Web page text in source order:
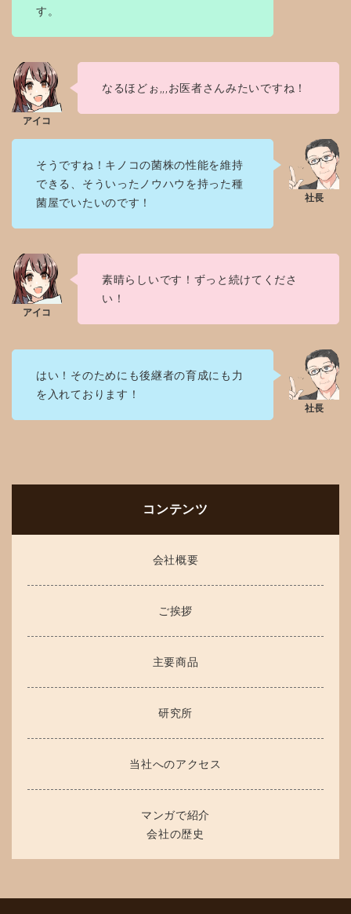
コンテンツ
会社概要
ご挨拶
主要商品
研究所
当社へのアクセス
マンガで紹介
会社の歴史
す。
なるほどぉ,,,お医者さんみたいですね！
そうですね！キノコの菌株の性能を維持
できる、そういったノウハウを持った種
菌屋でいたいのです！
素晴らしいです！ずっと続けてくださ
い！
はい！そのためにも後継者の育成にも力
を入れております！